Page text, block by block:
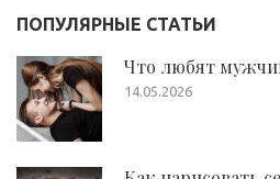
ПОПУЛЯРНЫЕ СТАТЬИ
Что любят
14.05.2026